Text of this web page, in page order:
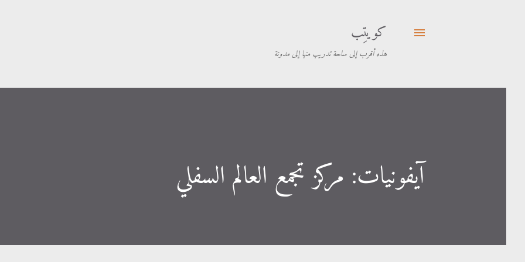
كويتِب
هذه أقرب إلى ساحة تدريب منها إلى مدونة
آيفونيات: مركز تجمع العالم السفلي